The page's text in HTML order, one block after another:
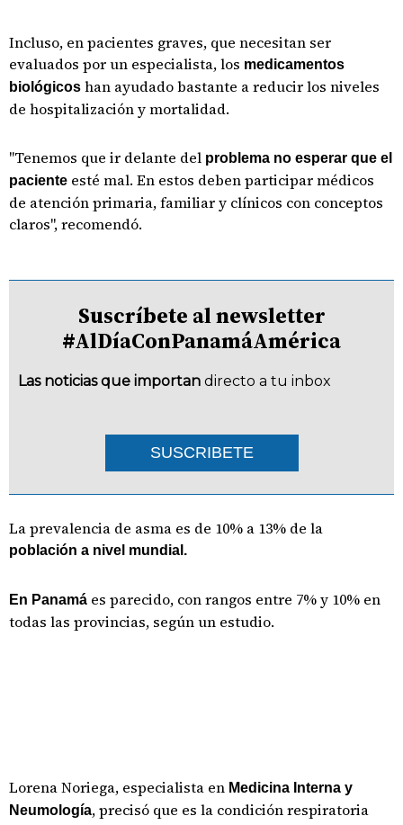
Incluso, en pacientes graves, que necesitan ser
evaluados por un especialista, los medicamentos
biológicos han ayudado bastante a reducir los niveles
de hospitalización y mortalidad.
"Tenemos que ir delante del problema no esperar que el
paciente esté mal. En estos deben participar médicos
de atención primaria, familiar y clínicos con conceptos
claros", recomendó.
Suscríbete al newsletter
#AlDíaConPanamáAmérica
Las noticias que importan directo a tu inbox
SUSCRIBETE
La prevalencia de asma es de 10% a 13% de la
población a nivel mundial.
En Panamá es parecido, con rangos entre 7% y 10% en
todas las provincias, según un estudio.
Lorena Noriega, especialista en Medicina Interna y
Neumología, precisó que es la condición respiratoria